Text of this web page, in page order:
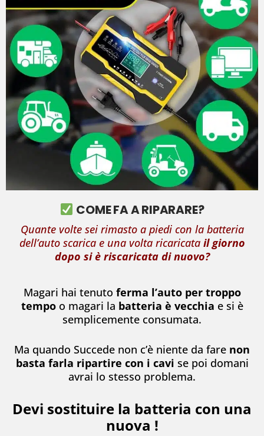
COME FA A RIPARARE?
Quante volte sei rimasto a piedi con la batteria
dell’auto scarica e una volta ricaricata il giorno
dopo si è riscaricata di nuovo?
Magari hai tenuto ferma l’auto per troppo
tempoo magari la batteria è vecchia e si è
semplicemente consumata.
Ma quando Succede non c’è niente da fare non
basta farla ripartire con i cavi se poi domani
avrai lo stesso problema.
Devi sostituire la batteria con una
nuova !